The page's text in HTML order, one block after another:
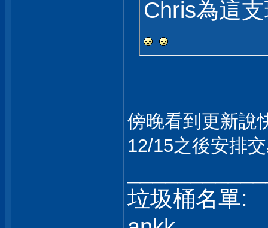
Chris為這
傍晚看到更新說
12/15之後安排
垃圾桶名單: